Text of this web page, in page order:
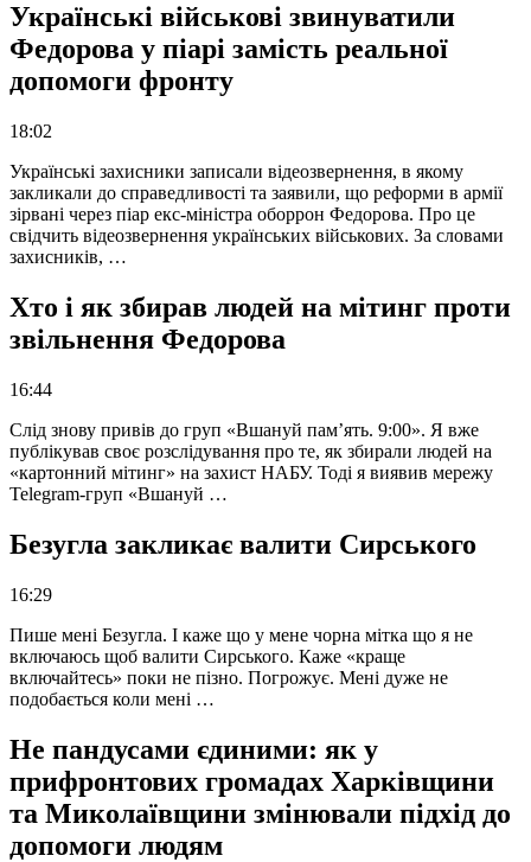
Українські військові звинуватили
Федорова у піарі замість реальної
допомоги фронту
18:02
Українські захисники записали відеозвернення, в якому
закликали до справедливості та заявили, що реформи в армії
зірвані через піар екс-міністра оборрон Федорова. Про це
свідчить відеозвернення українських військових. За словами
захисників, …
Хто і як збирав людей на мітинг проти
звільнення Федорова
16:44
Слід знову привів до груп «Вшануй пам’ять. 9:00». Я вже
публікував своє розслідування про те, як збирали людей на
«картонний мітинг» на захист НАБУ. Тоді я виявив мережу
Telegram-груп «Вшануй …
Безугла закликає валити Сирського
16:29
Пише мені Безугла. І каже що у мене чорна мітка що я не
включаюсь щоб валити Сирського. Каже «краще
включайтесь» поки не пізно. Погрожує. Мені дуже не
подобається коли мені …
Не пандусами єдиними: як у
прифронтових громадах Харківщини
та Миколаївщини змінювали підхід до
допомоги людям